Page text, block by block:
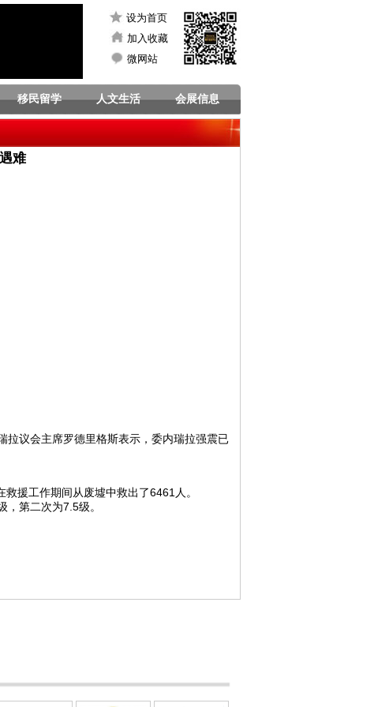
设为首页
加入收藏
微网站
移民留学 人文生活 会展信息
难
拉议会主席罗德里格斯表示，委内瑞拉强震已
援工作期间从废墟中救出了6461人。
第二次为7.5级。